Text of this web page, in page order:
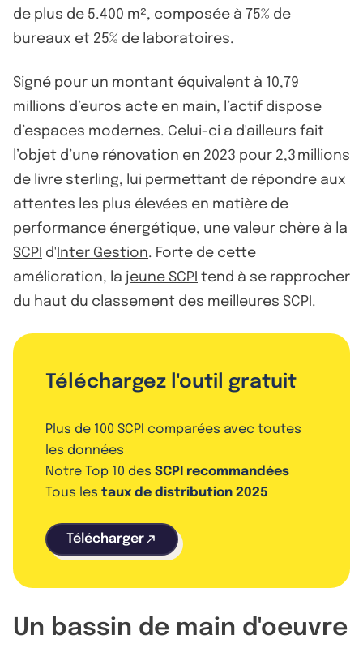
de plus de 5.400 m², composée à 75% de
bureaux et 25% de laboratoires.
Signé pour un montant équivalent à 10,79
millions d’euros acte en main, l’actif dispose
d’espaces modernes. Celui-ci a d'ailleurs fait
l’objet d’une rénovation en 2023 pour 2,3 millions
de livre sterling, lui permettant de répondre aux
attentes les plus élevées en matière de
performance énergétique, une valeur chère à la
SCPI d' Inter Gestion. Forte de cette
amélioration, la jeune SCPI tend à se rapprocher
du haut du classement des meilleures SCPI .
Téléchargez l'outil gratuit
Plus de 100 SCPI comparées avec toutes
les données
Notre Top 10 des SCPI recommandées
Tous les taux de distribution 2025
Télécharger
Un bassin de main d'oeuvre